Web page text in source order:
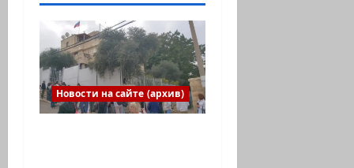
Новости на сайте (архив)